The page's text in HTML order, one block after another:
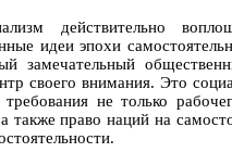
действительно
идеи эпохи
замечательный
своего внимания. Это
требования не только
также право наций на